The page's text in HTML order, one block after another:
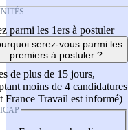
parmi les 1ers à postuler
serez-vous parmi les
premiers à postuler ?
de plus de 15 jours,
moins de 4 candidatures
France Travail est informé)